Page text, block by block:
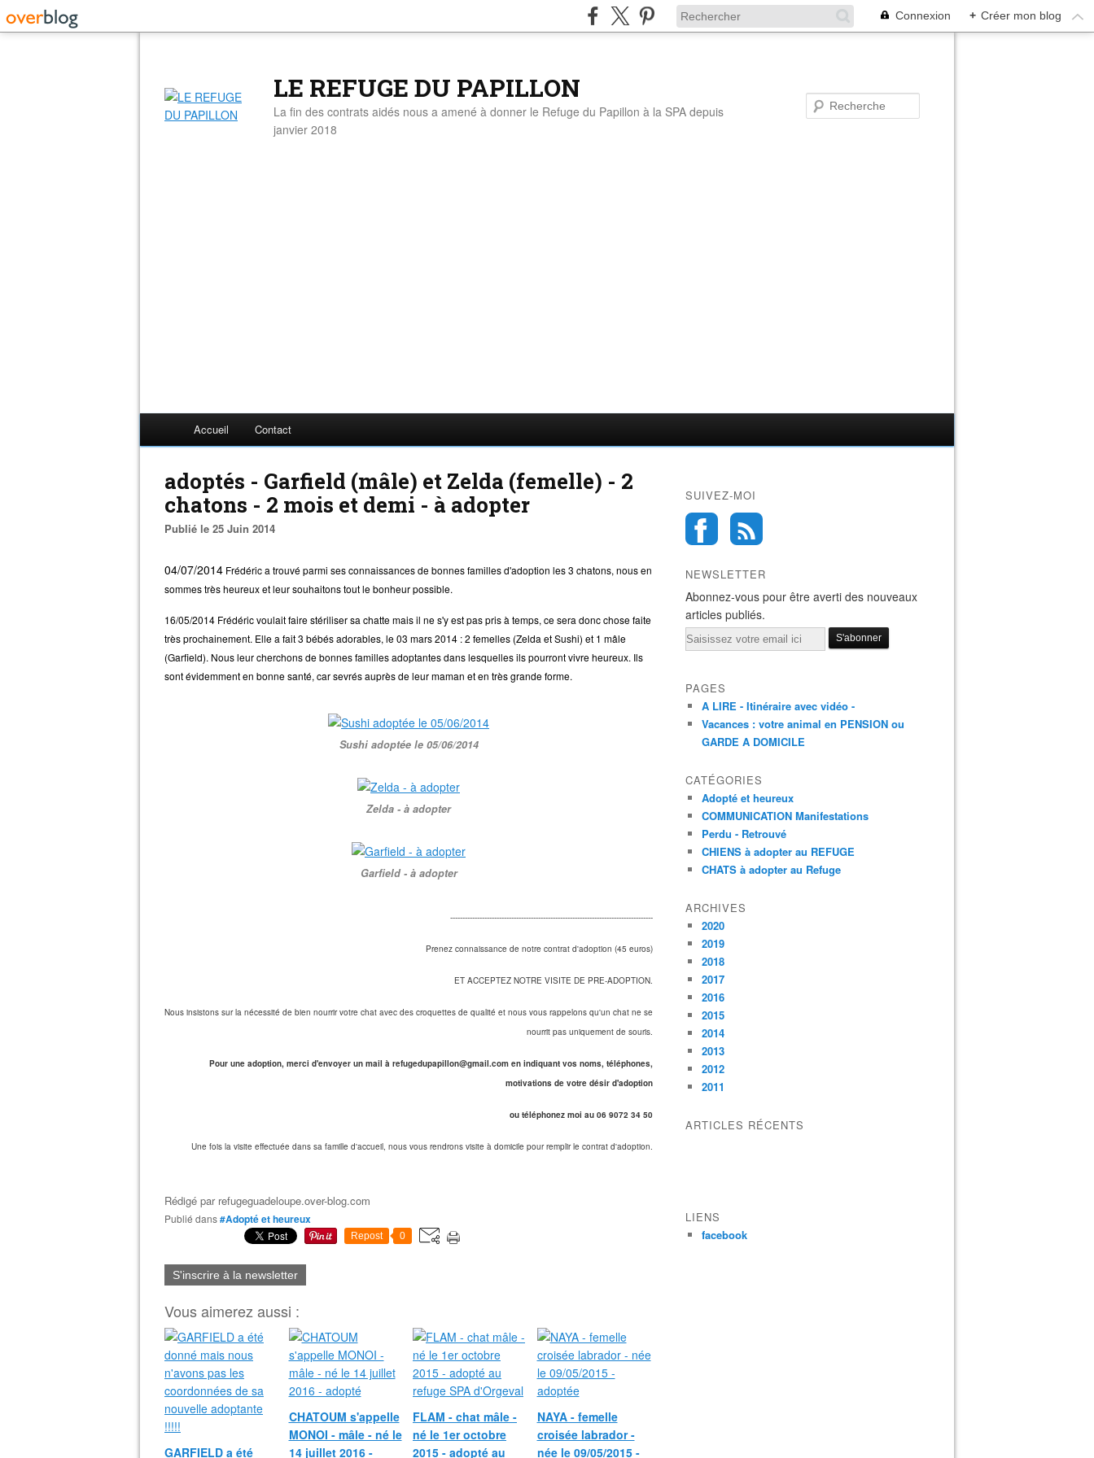
Connexion + Créer mon blog
LE REFUGE DU PAPILLON
La fin des contrats aidés nous a amené à donner le Refuge du Papillon à la SPA depuis
janvier 2018
Accueil Contact
adoptés - Garfield (mâle) et Zelda (femelle) - 2
chatons - 2 mois et demi - à adopter
Publié le 25 Juin 2014
04/07/2014 Frédéric a trouvé parmi ses connaissances de bonnes familles d'adoption les 3 chatons, nous en
sommes très heureux et leur souhaitons tout le bonheur possible.
16/05/2014 Frédéric voulait faire stériliser sa chatte mais il ne s'y est pas pris à temps, ce sera donc chose faite
très prochainement. Elle a fait 3 bébés adorables, le 03 mars 2014 : 2 femelles (Zelda et Sushi) et 1 mâle
(Garfield). Nous leur cherchons de bonnes familles adoptantes dans lesquelles ils pourront vivre heureux. Ils
sont évidemment en bonne santé, car sevrés auprès de leur maman et en très grande forme.
Sushi adoptée le 05/06/2014
Zelda - à adopter
Garfield - à adopter
-----------------------------------------------------------------------------------
Prenez connaissance de notre contrat d'adoption (45 euros)
ET ACCEPTEZ NOTRE VISITE DE PRE-ADOPTION.
Nous insistons sur la nécessité de bien nourrir votre chat avec des croquettes de qualité et nous vous rappelons qu'un chat ne se
nourrit pas uniquement de souris.
Pour une adoption, merci d'envoyer un mail à refugedupapillon@gmail.com en indiquant vos noms, téléphones,
motivations de votre désir d'adoption
ou téléphonez moi au 06 9072 34 50
Une fois la visite effectuée dans sa famille d'accueil, nous vous rendrons visite à domicile pour remplir le contrat d'adoption.
Rédigé par refugeguadeloupe.over-blog.com
Publié dans#Adopté et heureux
Repost 0
S'inscrire à la newsletter
Vous aimerez aussi :
GARFIELD a été
CHATOUM s'appelle
MONOI - mâle - né le
14 juillet 2016 -
FLAM - chat mâle -
né le 1er octobre
2015 - adopté au
NAYA - femelle
croisée labrador -
née le 09/05/2015 -
SUIVEZ-MOI
NEWSLETTER
Abonnez-vous pour être averti des nouveaux
articles publiés.
Email
PAGES
A LIRE - Itinéraire avec vidéo -
Vacances : votre animal en PENSION ou
GARDE A DOMICILE
CATÉGORIES
Adopté et heureux
COMMUNICATION Manifestations
Perdu - Retrouvé
CHIENS à adopter au REFUGE
CHATS à adopter au Refuge
ARCHIVES
2020
2019
2018
2017
2016
2015
2014
2013
2012
2011
ARTICLES RÉCENTS
LIENS
facebook